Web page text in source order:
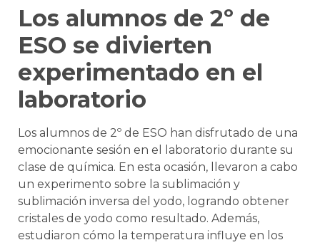
Los alumnos de 2º de
ESO se divierten
experimentado en el
laboratorio
Los alumnos de 2º de ESO han disfrutado de una
emocionante sesión en el laboratorio durante su
clase de química. En esta ocasión, llevaron a cabo
un experimento sobre la sublimación y
sublimación inversa del yodo, logrando obtener
cristales de yodo como resultado. Además,
estudiaron cómo la temperatura influye en los